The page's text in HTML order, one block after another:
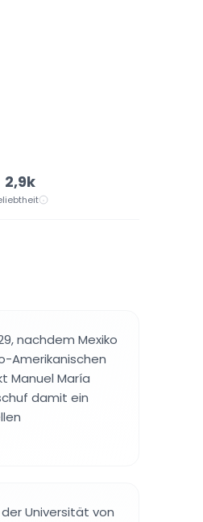
2,9k
nachdem Mexiko
Amerikanischen
Manuel María
damit ein
Universität von